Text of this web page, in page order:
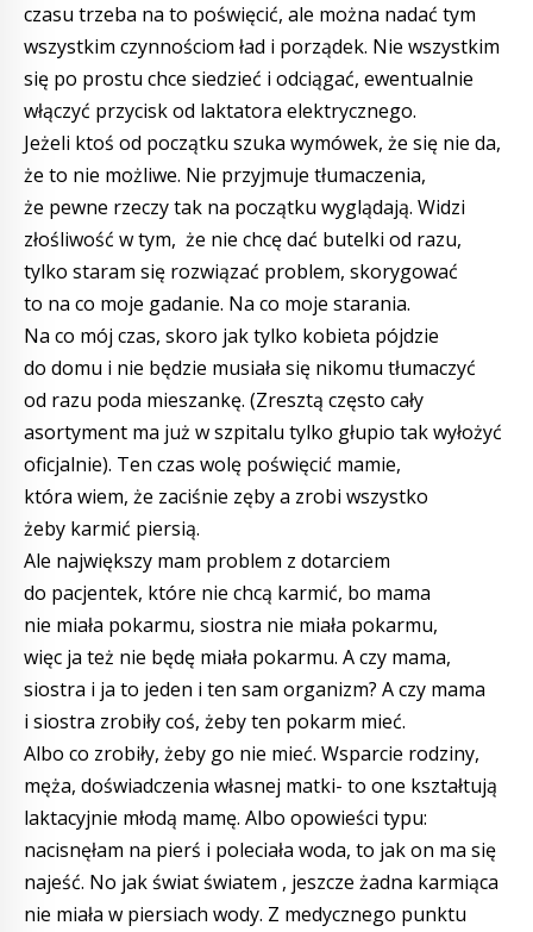
czasu trzeba na to poświęcić, ale można nadać tym
wszystkim czynnościom ład i porządek. Nie wszystkim
się po prostu chce siedzieć i odciągać, ewentualnie
włączyć przycisk od laktatora elektrycznego.
Jeżeli ktoś od początku szuka wymówek, że się nie da,
że to nie możliwe. Nie przyjmuje tłumaczenia,
że pewne rzeczy tak na początku wyglądają. Widzi
złośliwość w tym, że nie chcę dać butelki od razu,
tylko staram się rozwiązać problem, skorygować
to na co moje gadanie. Na co moje starania.
Na co mój czas, skoro jak tylko kobieta pójdzie
do domu i nie będzie musiała się nikomu tłumaczyć
od razu poda mieszankę. (Zresztą często cały
asortyment ma już w szpitalu tylko głupio tak wyłożyć
oficjalnie). Ten czas wolę poświęcić mamie,
która wiem, że zaciśnie zęby a zrobi wszystko
żeby karmić piersią.
Ale największy mam problem z dotarciem
do pacjentek, które nie chcą karmić, bo mama
nie miała pokarmu, siostra nie miała pokarmu,
więc ja też nie będę miała pokarmu. A czy mama,
siostra i ja to jeden i ten sam organizm? A czy mama
i siostra zrobiły coś, żeby ten pokarm mieć.
Albo co zrobiły, żeby go nie mieć. Wsparcie rodziny,
męża, doświadczenia własnej matki- to one kształtują
laktacyjnie młodą mamę. Albo opowieści typu:
nacisnęłam na pierś i poleciała woda, to jak on ma się
najeść. No jak świat światem , jeszcze żadna karmiąca
nie miała w piersiach wody. Z medycznego punktu